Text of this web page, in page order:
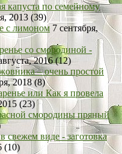
капуста по семейному
2013 (39)
с лимоном 7 сентября,
со смородиной -
2016 (12)
– очень простой
2018 (8)
или Как я провела
(23)
смородины пряный
свежем виде - заготовка
(10)